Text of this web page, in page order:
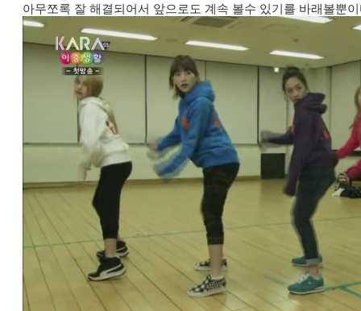
아무쪼록 잘 해결되어서 앞으로도 계속 볼수 있기를 바래볼뿐